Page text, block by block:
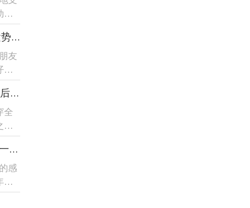
；
1992年属猴的人2026年运势 1992年属猴人2026年运势及运程
友
细
1972年属鼠在2026年的全年运势 1972年属鼠在52岁后的运气
全
1986年属虎的人2026年感情运势 1986年属虎的人这一生婚姻怎么样
感
干